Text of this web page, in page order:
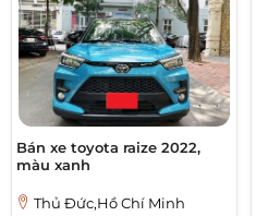
Bán xe toyota raize 2022,
màu xanh
Thủ Đức,Hồ Chí Minh